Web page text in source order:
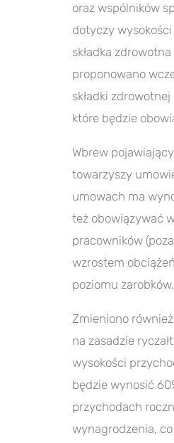
oraz wspólników
dotyczy wysokości
składka
proponowano
składki
które będzie
Wbrew
towarzyszy
umowach ma
też obowiązywać
pracowników
wzrostem
poziomu zarobków.
Zmieniono
na zasadzie
wysokości
będzie wynosić
przychodach
wynagrodzenia,